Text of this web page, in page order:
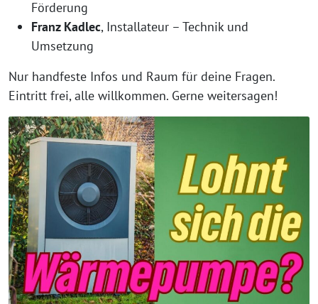
Förderung
Franz Kadlec, Installateur – Technik und
Umsetzung
Nur handfeste Infos und Raum für deine Fragen.
Eintritt frei, alle willkommen. Gerne weitersagen!